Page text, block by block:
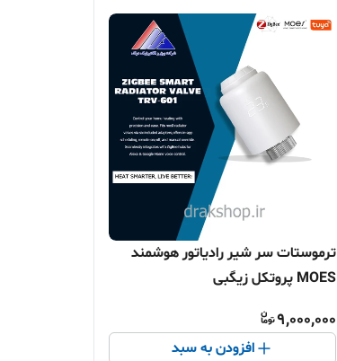
ترموستات سر شیر رادیاتور هوشمند
MOES پروتکل زیگبی
9,000,000
افزودن به سبد